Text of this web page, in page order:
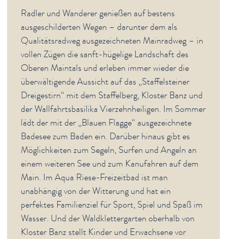
Radler und Wanderer genießen auf bestens
ausgeschilderten Wegen – darunter dem als
Qualitätsradweg ausgezeichneten Mainradweg – in
vollen Zügen die sanft-hügelige Landschaft des
Oberen Maintals und erleben immer wieder die
überwältigende Aussicht auf das „Staffelsteiner
Dreigestirn“ mit dem Staffelberg, Kloster Banz und
der Wallfahrtsbasilika Vierzehnheiligen. Im Sommer
lädt der mit der „Blauen Flagge“ ausgezeichnete
Badesee zum Baden ein. Darüber hinaus gibt es
Möglichkeiten zum Segeln, Surfen und Angeln an
einem weiteren See und zum Kanufahren auf dem
Main. Im Aqua Riese-Freizeitbad ist man
unabhängig von der Witterung und hat ein
perfektes Familienziel für Sport, Spiel und Spaß im
Wasser. Und der Waldklettergarten oberhalb von
Kloster Banz stellt Kinder und Erwachsene vor